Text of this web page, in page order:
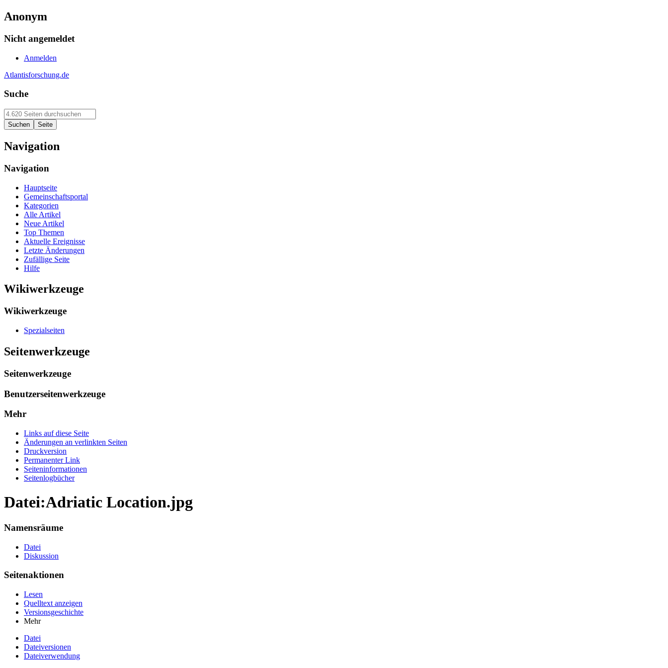
Anonym
Nicht angemeldet
Anmelden
Atlantisforschung.de
Suche
Navigation
Navigation
Hauptseite
Gemeinschaftsportal
Kategorien
Alle Artikel
Neue Artikel
Top Themen
Aktuelle Ereignisse
Letzte Änderungen
Zufällige Seite
Hilfe
Wikiwerkzeuge
Wikiwerkzeuge
Spezialseiten
Seitenwerkzeuge
Seitenwerkzeuge
Benutzerseitenwerkzeuge
Mehr
Links auf diese Seite
Änderungen an verlinkten Seiten
Druckversion
Permanenter Link
Seiten­informationen
Seitenlogbücher
Datei:Adriatic Location.jpg
Namensräume
Datei
Diskussion
Seitenaktionen
Lesen
Quelltext anzeigen
Versionsgeschichte
Mehr
Datei
Dateiversionen
Dateiverwendung